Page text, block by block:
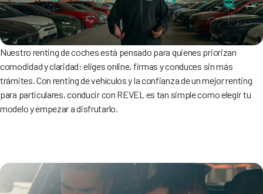
Nuestro renting de coches está pensado para quienes priorizan
comodidad y claridad: eliges online, firmas y conduces sin más
trámites. Con renting de vehículos y la confianza de un mejor renting
para particulares, conducir con REVEL es tan simple como elegir tu
modelo y empezar a disfrutarlo.